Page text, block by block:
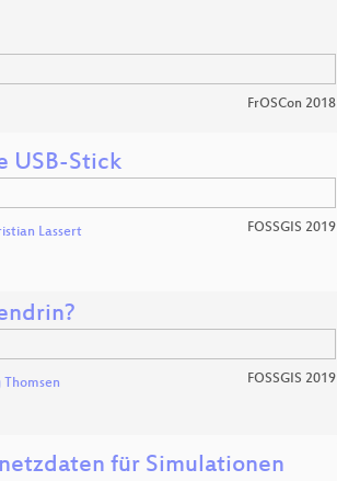
FrOSCon 2018
USB-Stick
Lassert FOSSGIS 2019
Thomsen FOSSGIS 2019
für Simulationen